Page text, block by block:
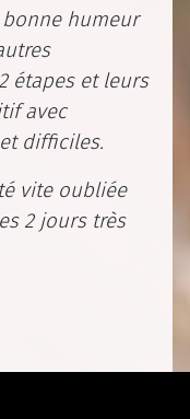
humeur
étapes et leurs
avec
difficiles.
vite oubliée
2 jours très